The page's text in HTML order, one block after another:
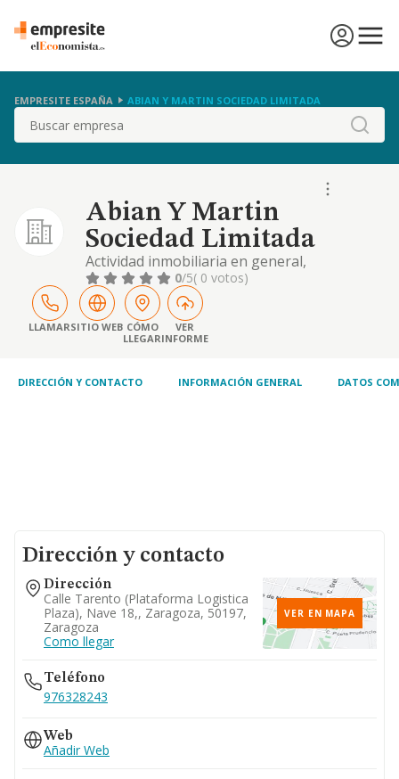
EMPRESITE ESPAÑA ABIAN Y MARTIN SOCIEDAD LIMITADA
Buscar
Abian Y Martin
Sociedad Limitada
Actividad inmobiliaria en general,
especialmente la compra, venta, tenencia y
arriendo no financiero, asi como la
promocion, gestion, construccion y
reparacion de inmuebles rusticos o urbanos
0/5( 0 votos)
LLAMARSITIO WEB CÓMO
LLEGAR
VER
INFORME
DIRECCIÓN Y CONTACTO INFORMACIÓN GENERAL DATOS
Dirección y contacto
Dirección
Calle Tarento (plataforma Logistica
Plaza), Nave 18,, Zaragoza, 50197,
Zaragoza
Como llegar
VER EN MAPA
Teléfono
976328243
Web
Añadir Web